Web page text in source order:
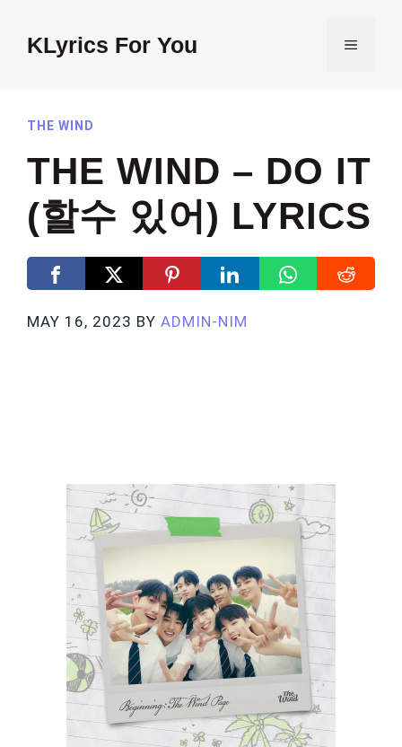
contentKLyrics For You MENU
THE WIND
THE WIND – DO IT
(할수 있어) LYRICS
MAY 16, 2023 BY ADMIN-NIM